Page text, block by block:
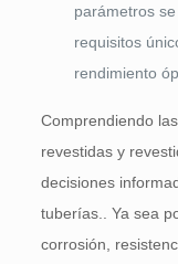
parámetros
requisitos
rendimiento
Comprendiendo
revestidas y
decisiones
tuberías.. Ya sea
corrosión,